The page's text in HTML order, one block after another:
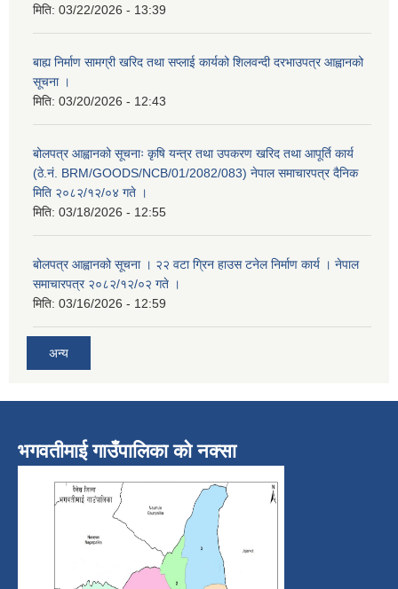
मिति: 03/22/2026 - 13:39
बाह्य निर्माण सामग्री खरिद तथा सप्लाई कार्यको शिलवन्दी दरभाउपत्र आह्वानको
सूचना ।
मिति: 03/20/2026 - 12:43
बोलपत्र आह्वानको सूचनाः कृषि यन्त्र तथा उपकरण खरिद तथा आपूर्ति कार्य
(ठे.नं. BRM/GOODS/NCB/01/2082/083) नेपाल समाचारपत्र दैनिक
मिति २०८२/१२/०४ गते ।
मिति: 03/18/2026 - 12:55
बोलपत्र आह्वानको सूचना । २२ वटा ग्रिन हाउस टनेल निर्माण कार्य । नेपाल
समाचारपत्र २०८२/१२/०२ गते ।
मिति: 03/16/2026 - 12:59
अन्य
भगवतीमाई गाउँपालिका को नक्सा